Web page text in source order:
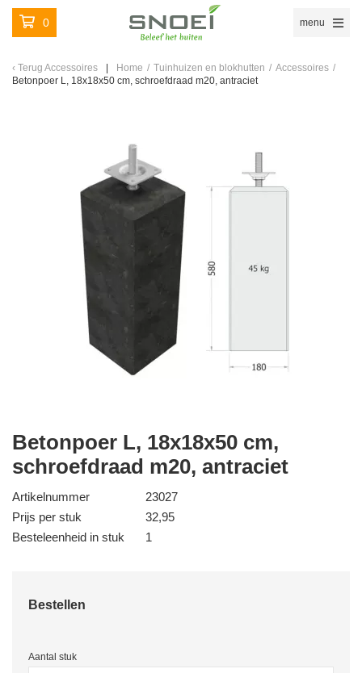
0 menu
Terug Accessoires Home / Tuinhuizen en blokhutten / Accessoires /
Betonpoer L, 18x18x50 cm, schroefdraad m20, antraciet
Betonpoer L, 18x18x50 cm,
schroefdraad m20, antraciet
Artikelnummer
23027
Prijs per stuk
32,95
Besteleenheid in stuk
1
Bestellen
Aantal stuk